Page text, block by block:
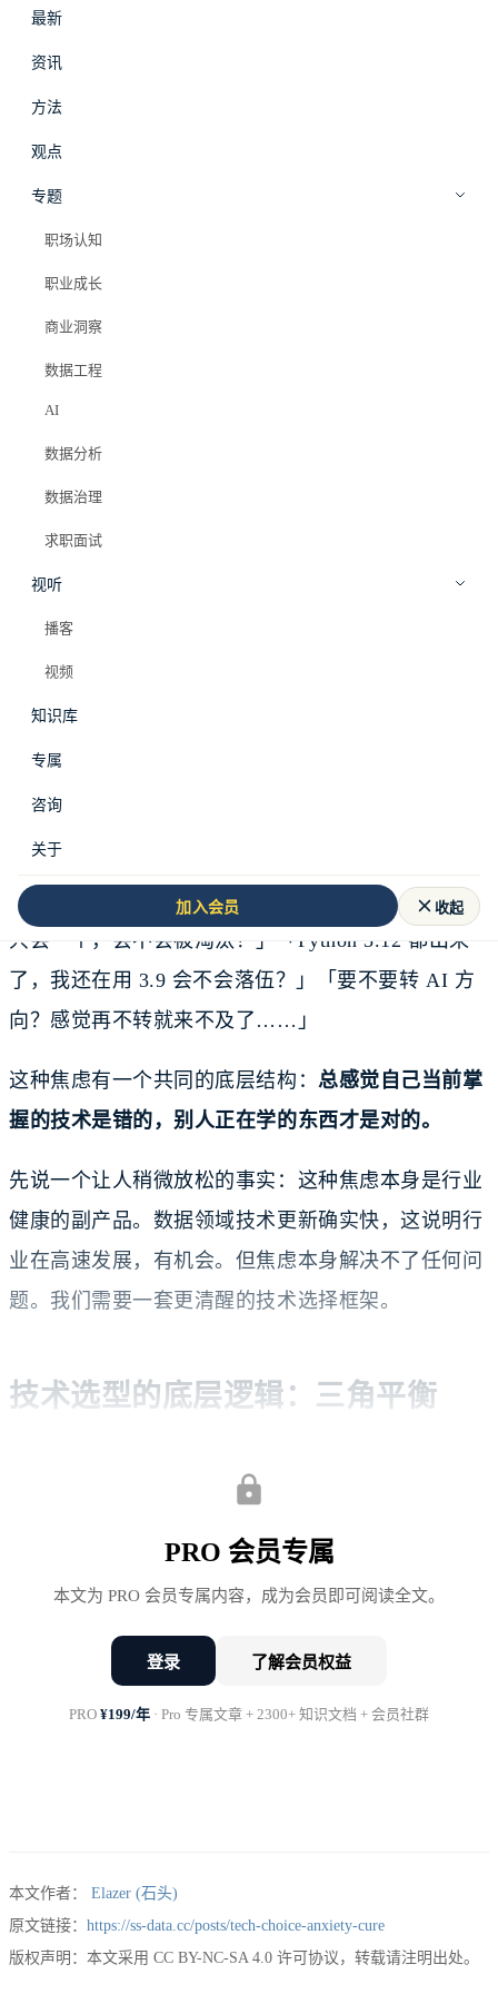
最新
资讯
方法
观点
专题
职场认知
职业成长
商业洞察
数据工程
AI
数据分析
数据治理
求职面试
视听
播客
视频
知识库
专属
咨询
关于
加入会员 收起
职业成长
技术选择焦虑症的解药
2025年4月21日
#学习方法#技术选型
PRO 会员专属
数据人有一种专属焦虑，在技术论坛上每天都能看到
它的新变体：
「现在还值得学 Hadoop 吗？」「Flink 和 Spark 我
只会一个，会不会被淘汰？」「Python 3.12 都出来
了，我还在用 3.9 会不会落伍？」「要不要转 AI 方
向？感觉再不转就来不及了……」
这种焦虑有一个共同的底层结构：总感觉自己当前掌
握的技术是错的，别人正在学的东西才是对的。
先说一个让人稍微放松的事实：这种焦虑本身是行业
健康的副产品。数据领域技术更新确实快，这说明行
业在高速发展，有机会。但焦虑本身解决不了任何问
题。我们需要一套更清醒的技术选择框架。
技术选型的底层逻辑：三角平衡
技术选择从来不是一个纯技术问题，它是三个变量的
个词频统计。这不需要猜测，市场会告诉你。
行业趋势（未来方向是哪里）：这是最容易被焦虑放
个人基础（你站在哪里）
：这是最容易被忽视的变
PRO 会员专属
本文为 PRO 会员专属内容，成为会员即可阅读全文。
登录 了解会员权益
PRO ¥199/年 · Pro 专属文章 + 2300+ 知识文档 + 会员社群
本文作者：
Elazer (石头)
原文链接： https://ss-data.cc/posts/tech-choice-anxiety-cure
版权声明：本文采用 CC BY-NC-SA 4.0 许可协议，转载请注明出处。